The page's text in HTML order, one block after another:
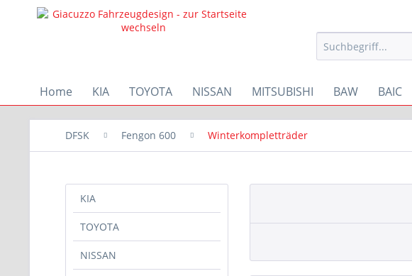
Home KIA TOYOTA NISSAN MITSUBISHI BAW BAIC
DFSK Fengon 600 Winterkompletträder
KIA
TOYOTA
NISSAN